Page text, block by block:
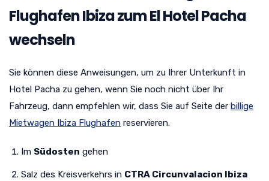
Flughafen Ibiza zum El Hotel Pacha
wechseln
Sie können diese Anweisungen, um zu Ihrer Unterkunft in
Hotel Pacha zu gehen, wenn Sie noch nicht über Ihr
Fahrzeug, dann empfehlen wir, dass Sie auf Seite der billige
Mietwagen Ibiza Flughafen reservieren.
Im Südosten gehen
Salz des Kreisverkehrs in CTRA Circunvalacion Ibiza